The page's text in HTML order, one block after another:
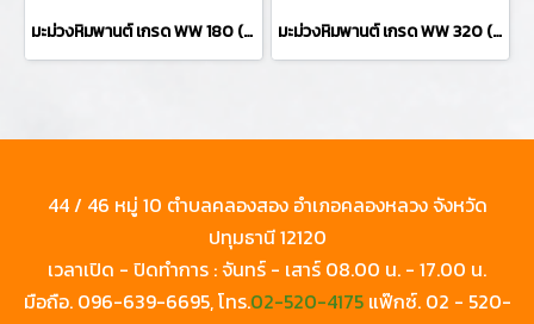
มะม่วงหิมพานต์ เกรด WW 180 (ตรา ซันเกรนส์) มะม่วงหิมพานต์ เกรด WW 320 (ตรา ซันเกรนส์)
44 / 46 หมู่ 10 ตำบลคลองสอง อำเภอคลองหลวง จังหวัด
ปทุมธานี 12120
เวลาเปิด - ปิดทำการ : จันทร์ - เสาร์ 08.00 น. - 17.00 น.
มือถือ. 096-639-6695, โทร.02-520-4175แฟ๊กซ์. 02 - 520-